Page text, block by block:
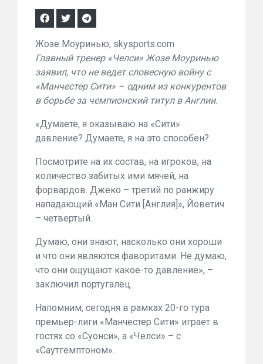
Жозе Моуринью, skysports.com
Главный тренер «Челси» Жозе Моуринью
заявил, что не ведет словесную войну с
«Манчестер Сити» – одним из конкурентов
в борьбе за чемпионский титул в Англии.
«Думаете, я оказываю на «Сити»
давление? Думаете, я на это способен?
Посмотрите на их состав, на игроков, на
количество забитых ими мячей, на
форвардов. Джеко – третий по ранжиру
нападающий «Ман Сити [Англия]», Йоветич
– четвертый.
Думаю, они знают, насколько они хороши
и что они являются фаворитами. Не думаю,
что они ощущают какое-то давление», –
заключил португалец.
Напомним, сегодня в рамках 20-го тура
премьер-лиги «Манчестер Сити» играет в
гостях со «Суонси», а «Челси» – с
«Саутгемптоном».